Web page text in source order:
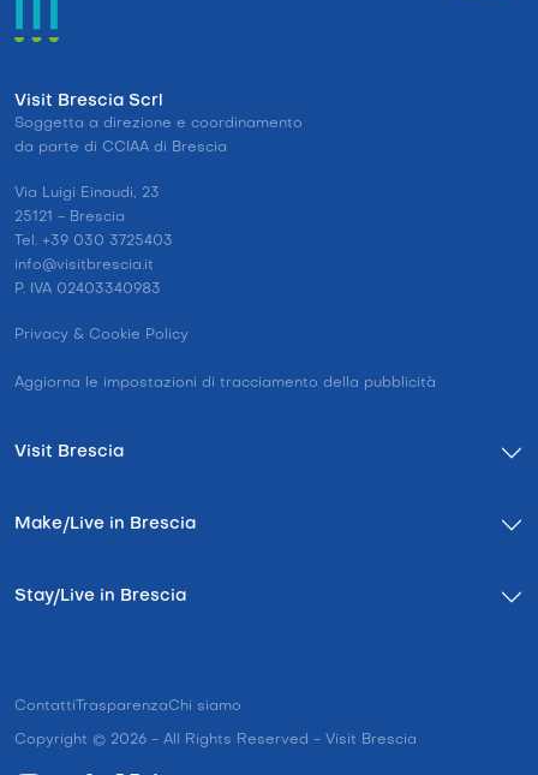
Visit Brescia Scrl
Soggetta a direzione e coordinamento
da parte di CCIAA di Brescia
Via Luigi Einaudi, 23
25121 - Brescia
Tel. +39 030 3725403
info@visitbrescia.it
P. IVA 02403340983
Privacy & Cookie Policy
Aggiorna le impostazioni di tracciamento della pubblicità
Visit Brescia
Make/Live in Brescia
Stay/Live in Brescia
Contatti TrasparenzaChi siamo
Copyright © 2026 - All Rights Reserved - Visit Brescia